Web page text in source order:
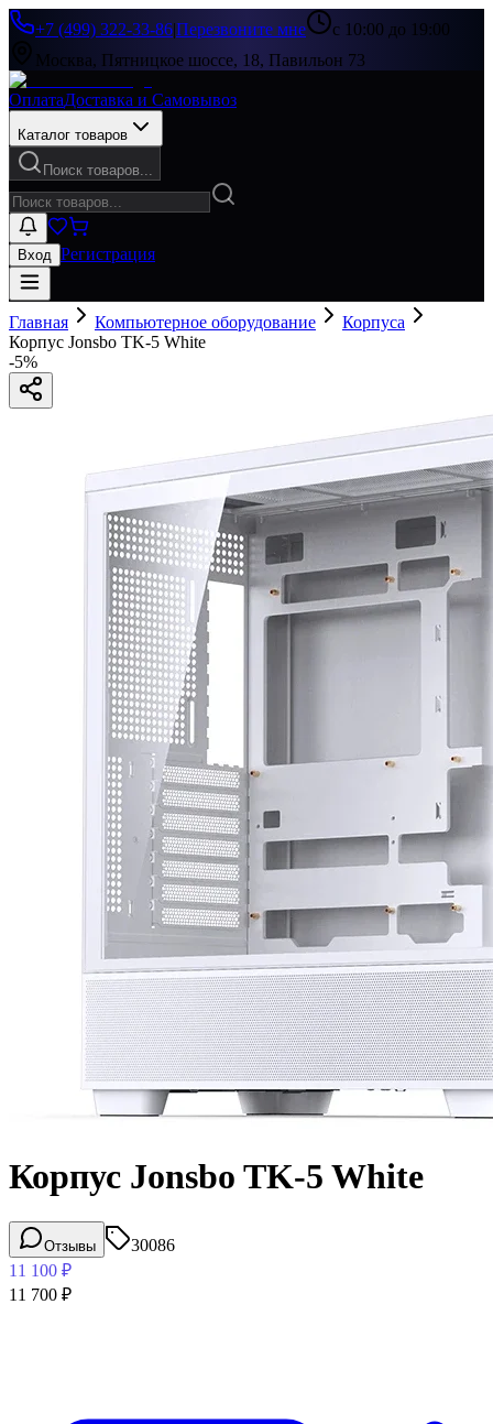
+7 (499) 322-33-86|Перезвоните мне
с 10:00 до 19:00
Москва, Пятницкое шоссе, 18, Павильон 73
ОплатаДоставка и Самовывоз
Каталог товаров
Поиск товаров...
Вход Регистрация
Главная Компьютерное оборудование
Корпуса
Корпус Jonsbo TK-5 White
-5%
Корпус Jonsbo TK-5 White
Отзывы
30086
11 100 ₽
11 700 ₽